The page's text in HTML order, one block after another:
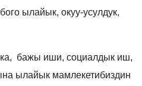
ылайык, окуу-усулдук,
бажы иши, социалдык иш,
ылайык мамлекетибиздин